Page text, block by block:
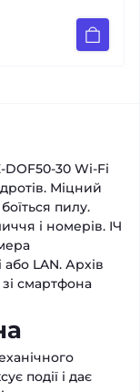
DOF50-30 Wi-Fi
Міцний
пилу.
і номерів. ІЧ
LAN. Архів
зі смартфона
події і дає